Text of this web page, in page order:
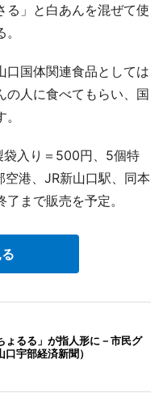
る」と白あんを混ぜて使
国体関連食品としては
の人に食べてもらい、国
入り＝500円、5個特
港、JR新山口駅、同本
まで販売を予定。
ょるる」が指人形に－市民グ
宇部経済新聞）